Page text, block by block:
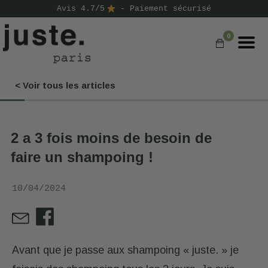
Avis 4.7/5 - Paiement sécurisé
0
< Voir tous les articles
2 a 3 fois moins de besoin de
faire un shampoing !
10/04/2024
Avant que je passe aux shampoing « juste. » je
COMMANDER
NOS GAMMES
D'ESSAI
⭐